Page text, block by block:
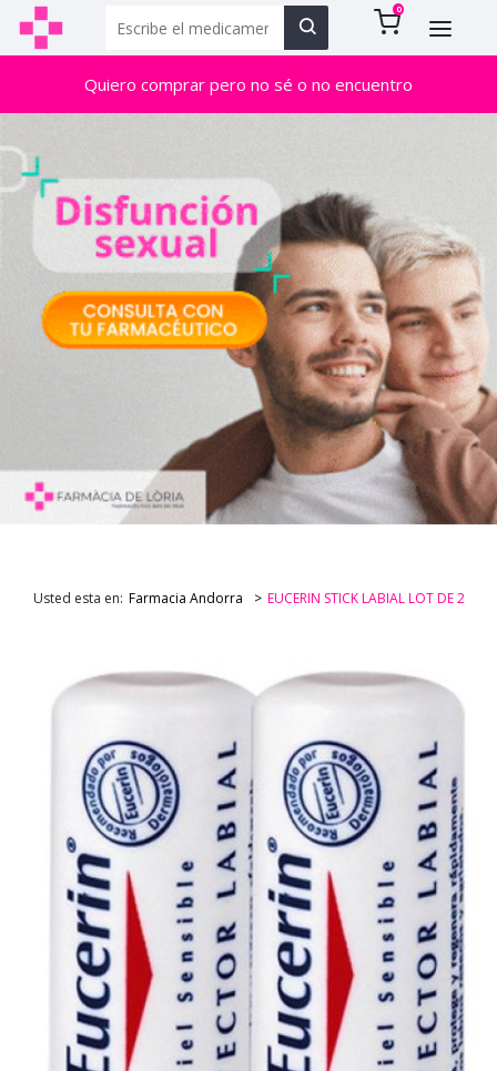
0
Quiero comprar pero no sé o no encuentro
Usted esta en: Farmacia Andorra EUCERIN STICK LABIAL LOT DE 2